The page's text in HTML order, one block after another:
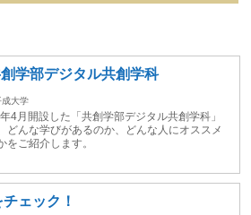
学部デジタル共創学科
成大学
4月開設した「共創学部デジタル共創学科」
どんな学びがあるのか、どんな人にオススメ
をご紹介します。
ェック！